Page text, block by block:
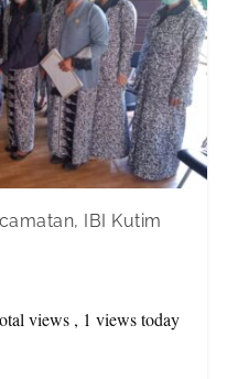
IBI Kutim
views , 1 views today